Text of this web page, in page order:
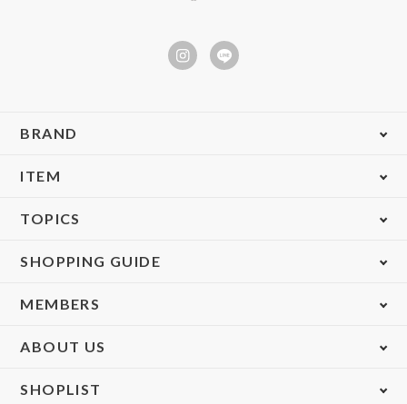
BRAND
ITEM
TOPICS
SHOPPING GUIDE
MEMBERS
ABOUT US
SHOPLIST